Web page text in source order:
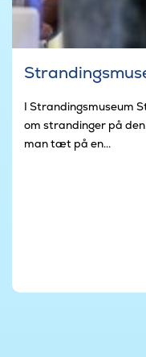
I Strandingsmuseum
om strandinger på
man tæt på en...